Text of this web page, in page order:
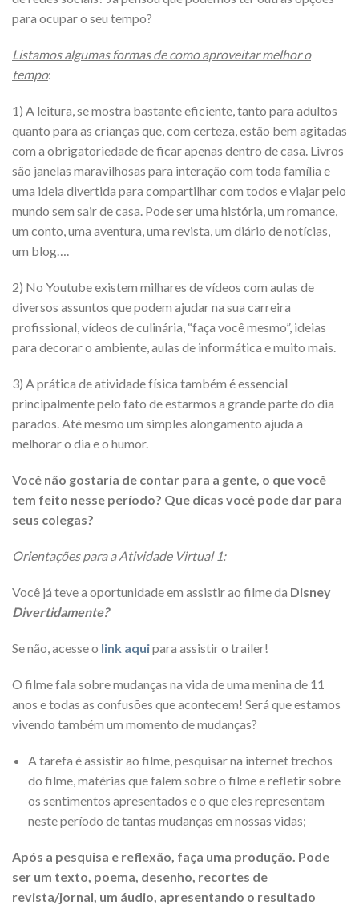
para ocupar o seu tempo?
Listamos algumas formas de como aproveitar melhor o
tempo:
1) A leitura, se mostra bastante eficiente, tanto para adultos
quanto para as crianças que, com certeza, estão bem agitadas
com a obrigatoriedade de ficar apenas dentro de casa. Livros
são janelas maravilhosas para interação com toda família e
uma ideia divertida para compartilhar com todos e viajar pelo
mundo sem sair de casa. Pode ser uma história, um romance,
um conto, uma aventura, uma revista, um diário de notícias,
um blog….
2) No Youtube existem milhares de vídeos com aulas de
diversos assuntos que podem ajudar na sua carreira
profissional, vídeos de culinária, “faça você mesmo”, ideias
para decorar o ambiente, aulas de informática e muito mais.
3) A prática de atividade física também é essencial
principalmente pelo fato de estarmos a grande parte do dia
parados. Até mesmo um simples alongamento ajuda a
melhorar o dia e o humor.
Você não gostaria de contar para a gente, o que você
tem feito nesse período? Que dicas você pode dar para
seus colegas?
Orientações para a Atividade Virtual 1:
Você já teve a oportunidade em assistir ao filme da Disney
Divertidamente?
Se não, acesse o link aquipara assistir o trailer!
O filme fala sobre mudanças na vida de uma menina de 11
anos e todas as confusões que acontecem! Será que estamos
vivendo também um momento de mudanças?
A tarefa é assistir ao filme, pesquisar na internet trechos
do filme, matérias que falem sobre o filme e refletir sobre
os sentimentos apresentados e o que eles representam
neste período de tantas mudanças em nossas vidas;
Após a pesquisa e reflexão, faça uma produção. Pode
ser um texto, poema, desenho, recortes de
revista/jornal, um áudio, apresentando o resultado